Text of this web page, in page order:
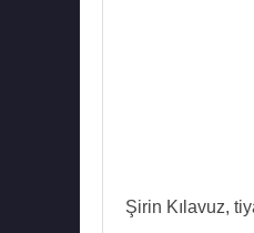
Şirin Kılavuz,